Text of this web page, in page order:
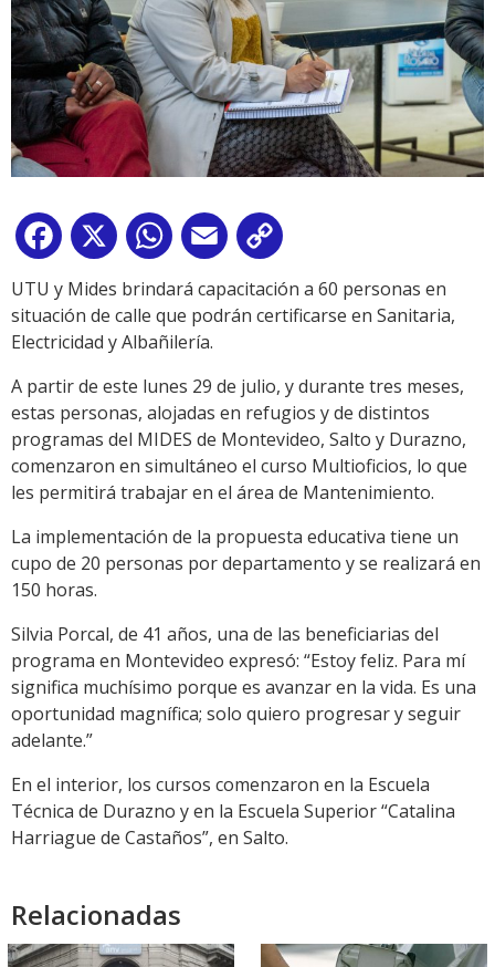
Facebook
X WhatsApp
Email
Link
UTU y Mides brindará capacitación a 60 personas en
situación de calle que podrán certificarse en Sanitaria,
Electricidad y Albañilería.
A partir de este lunes 29 de julio, y durante tres meses,
estas personas, alojadas en refugios y de distintos
programas del MIDES de Montevideo, Salto y Durazno,
comenzaron en simultáneo el curso Multioficios, lo que
les permitirá trabajar en el área de Mantenimiento.
La implementación de la propuesta educativa tiene un
cupo de 20 personas por departamento y se realizará en
150 horas.
Silvia Porcal, de 41 años, una de las beneficiarias del
programa en Montevideo expresó: “Estoy feliz. Para mí
significa muchísimo porque es avanzar en la vida. Es una
oportunidad magnífica; solo quiero progresar y seguir
adelante.”
En el interior, los cursos comenzaron en la Escuela
Técnica de Durazno y en la Escuela Superior “Catalina
Harriague de Castaños”, en Salto.
Relacionadas